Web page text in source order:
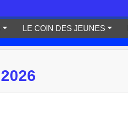
LE COIN DES JEUNES